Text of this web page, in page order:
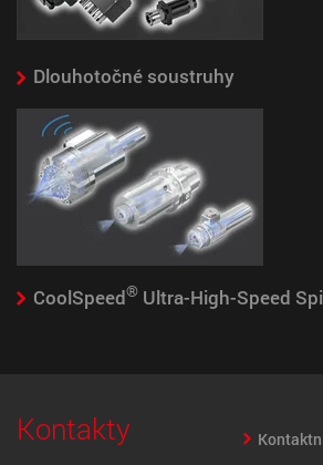
Dlouhotočné soustruhy
CoolSpeed®Ultra-High-Speed
Kontakty